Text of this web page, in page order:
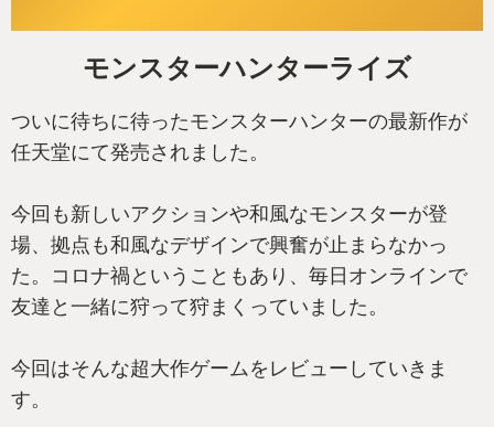
モンスターハンターライズ
ついに待ちに待ったモンスターハンターの最新作が
任天堂にて発売されました。
今回も新しいアクションや和風なモンスターが登
場、拠点も和風なデザインで興奮が止まらなかっ
た。コロナ禍ということもあり、毎日オンラインで
友達と一緒に狩って狩まくっていました。
今回はそんな超大作ゲームをレビューしていきま
す。